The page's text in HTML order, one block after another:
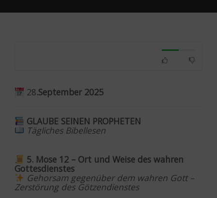
28.September 2025
GLAUBE SEINEN PROPHETEN
Tägliches Bibellesen
5. Mose 12 – Ort und Weise des wahren
Gottesdienstes
Gehorsam gegenüber dem wahren Gott –
Zerstörung des Götzendienstes